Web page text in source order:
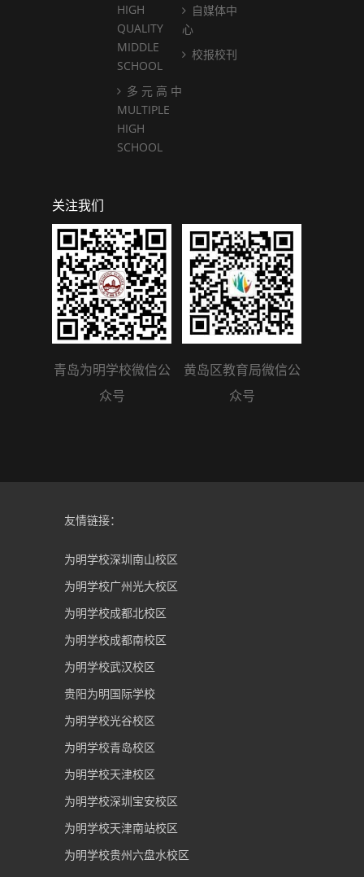
HIGH
QUALITY
MIDDLE
SCHOOL
多 元 高 中
MULTIPLE
HIGH
SCHOOL
自媒体中
心
校报校刊
关注我们
青岛为明学校微信公
众号
黄岛区教育局微信公
众号
友情链接：
为明学校深圳南山校区
为明学校广州光大校区
为明学校成都北校区
为明学校成都南校区
为明学校武汉校区
贵阳为明国际学校
为明学校光谷校区
为明学校青岛校区
为明学校天津校区
为明学校深圳宝安校区
为明学校天津南站校区
为明学校贵州六盘水校区